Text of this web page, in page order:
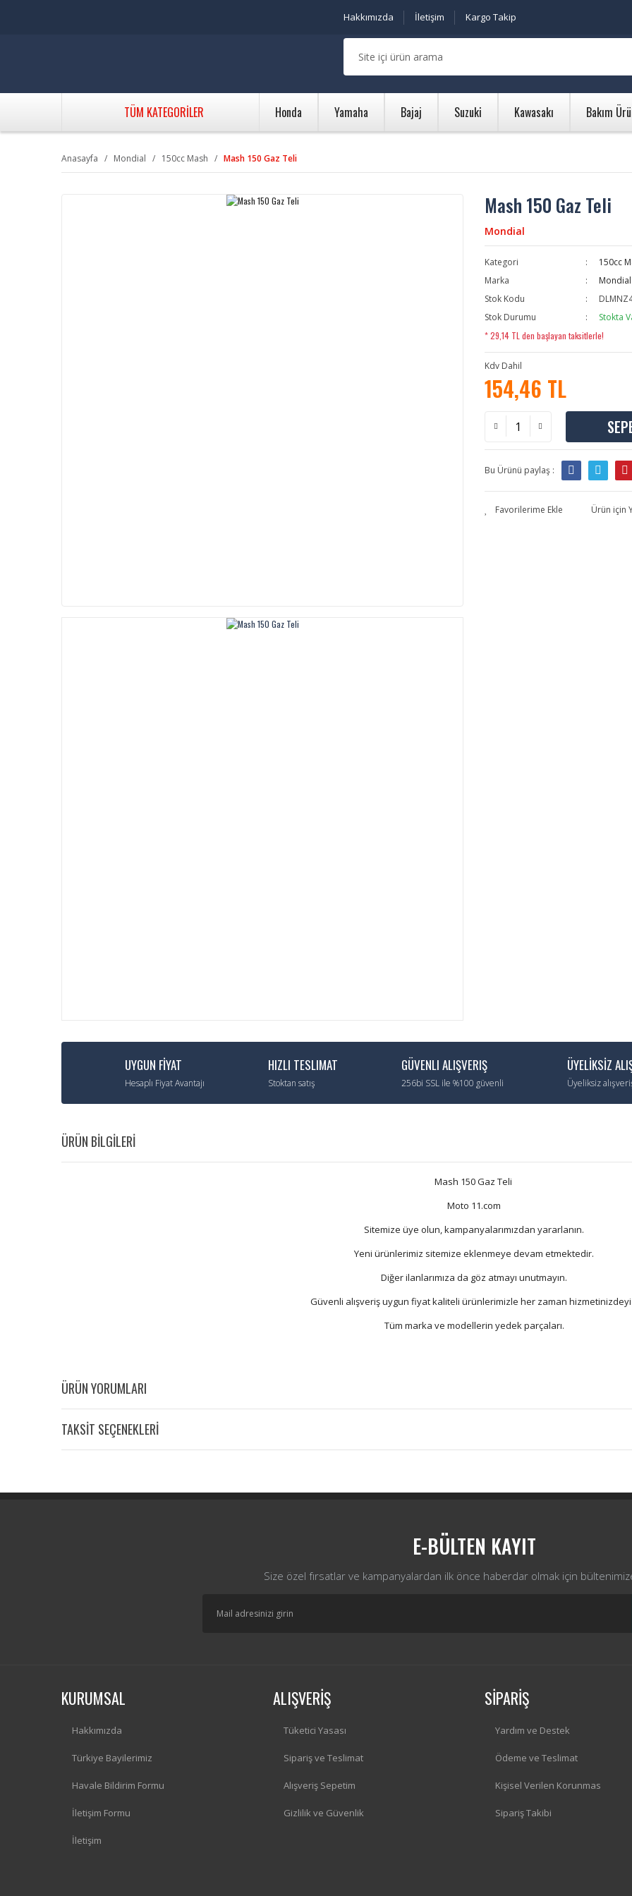
Hakkımızda İletişim Kargo Takip
TÜM KATEGORİLER Honda Yamaha Bajaj Suzuki Kawasakı Bakım
Anasayfa Mondial 150cc Mash Mash 150 Gaz Teli
Mash 150 Gaz Teli
Mondial
Kategori
150cc
Marka
Mondial
Stok Kodu
Stok Durumu
Stokta
* 29,14 TL den başlayan taksitlerle!
Kdv Dahil
154,46 TL
Bu Ürünü paylaş :
Ürün için
UYGUN FİYAT
Hesaplı Fiyat Avantajı
HIZLI TESLIMAT
Stoktan satış
GÜVENLI ALIŞVERIŞ
256bi SSL ile %100 güvenli
ÜYELİKSİZ
Üyeliksiz
ÜRÜN BİLGİLERİ
Mash 150 Gaz Teli
Moto 11.com
Sitemize üye olun, kampanyalarımızdan yararlanın.
Yeni ürünlerimiz sitemize eklenmeye devam etmektedir.
Diğer ilanlarımıza da göz atmayı unutmayın.
Güvenli alışveriş uygun fiyat kaliteli ürünlerimizle her zaman
Tüm marka ve modellerin yedek parçaları.
ÜRÜN YORUMLARI
TAKSİT SEÇENEKLERİ
E-BÜLTEN KAYIT
Size özel fırsatlar ve kampanyalardan ilk önce haberdar olmak için
KURUMSAL
Hakkımızda
Türkiye Bayilerimiz
Havale Bildirim Formu
İletişim Formu
İletişim
ALIŞVERİŞ
Tüketici Yasası
Sipariş ve Teslimat
Alışveriş Sepetim
Gizlilik ve Güvenlik
SİPARİŞ
Yardım ve Destek
Ödeme ve Teslimat
Kişisel Verilen Korunmas
Sipariş Takibi